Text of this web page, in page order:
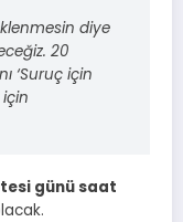
diye
20
‘Suruç için
günü saat